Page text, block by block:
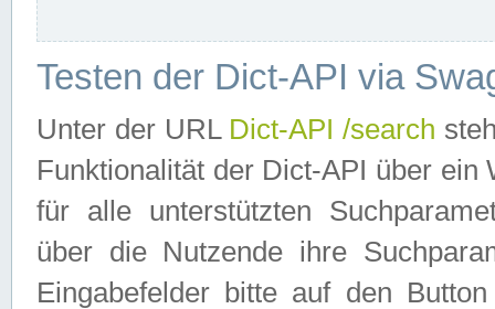
Testen der Dict-API via
Unter der URL Dict-API /search
Funktionalität der Dict-API über
für alle unterstützten
über die Nutzende ihre
Eingabefelder bitte auf den